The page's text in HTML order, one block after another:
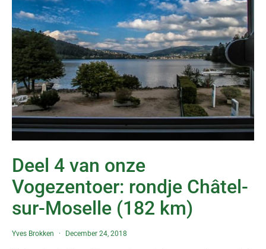
Deel 4 van onze
Vogezentoer: rondje Châtel-
sur-Moselle (182 km)
Yves Brokken December 24, 2018